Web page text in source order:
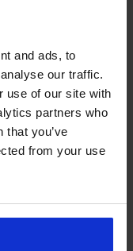
and ads, to
our traffic.
use of our site with
partners who
that you’ve
from your use